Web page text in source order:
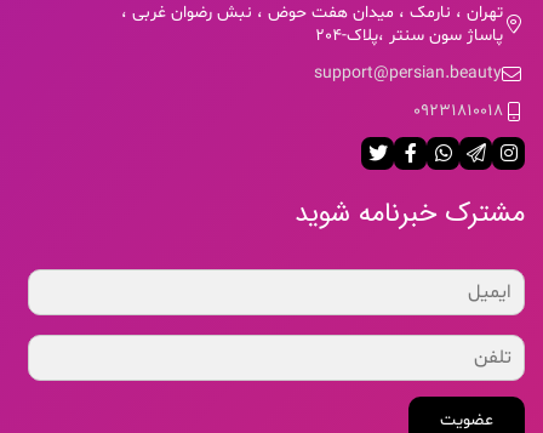
تهران ، نارمک ، میدان هفت حوض ، نبش رضوان غربی ،
پاساژ سون سنتر ،پلاک-204
support@persian.beauty
09231810018
مشترک خبرنامه شوید
عضویت